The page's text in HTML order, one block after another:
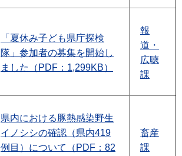
「夏休み子ども県庁探検
隊」参加者の募集を開始し
ました（PDF：1,299KB）
報
道・
広聴
課
県内における豚熱感染野生
イノシシの確認（県内419
例目）について（PDF：82
畜産
課